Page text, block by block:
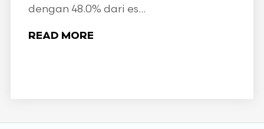
dengan 48.0% dari es...
READ MORE